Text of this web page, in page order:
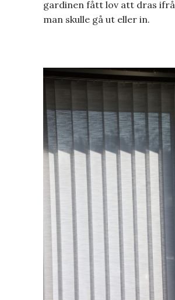
gardinen fått lov att dras
man skulle gå ut eller in.